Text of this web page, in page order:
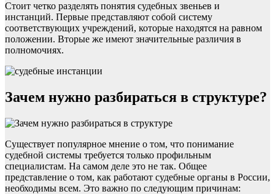
Стоит четко разделять понятия судебных звеньев и
инстанций. Первые представляют собой систему
соответствующих учреждений, которые находятся на равном
положении. Вторые же имеют значительные различия в
полномочиях.
Зачем нужно разбираться в структуре?
Существует популярное мнение о том, что понимание
судебной системы требуется только профильным
специалистам. На самом деле это не так. Общее
представление о том, как работают судебные органы в России,
необходимы всем. Это важно по следующим причинам: